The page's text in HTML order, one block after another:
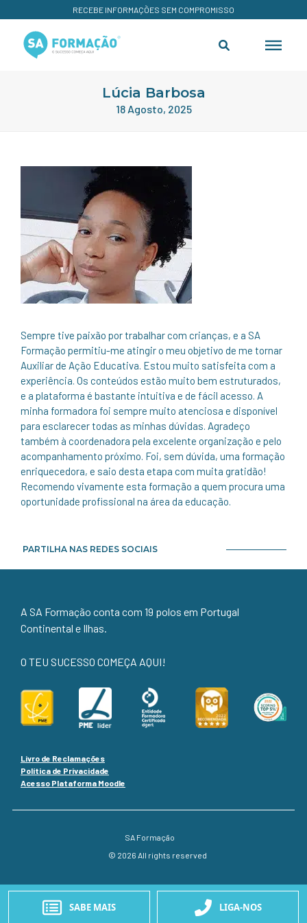
RECEBE INFORMAÇÕES SEM COMPROMISSO
Lúcia Barbosa
18 Agosto, 2025
Sempre tive paixão por trabalhar com crianças, e a SA
Formação permitiu-me atingir o meu objetivo de me tornar
Auxiliar de Ação Educativa. Estou muito satisfeita com a
experiência. Os conteúdos estão muito bem estruturados,
e a plataforma é bastante intuitiva e de fácil acesso. A
minha formadora foi sempre muito atenciosa e disponível
para esclarecer todas as minhas dúvidas. Agradeço
também à coordenadora pela excelente organização e pelo
acompanhamento próximo. Foi, sem dúvida, uma formação
enriquecedora, e saio desta etapa com muita gratidão!
Recomendo vivamente esta formação a quem procura uma
oportunidade profissional na área da educação.
PARTILHA NAS REDES SOCIAIS
A SA Formação conta com 19 polos em Portugal
Continental e Ilhas.
O TEU SUCESSO COMEÇA AQUI!
Livro de Reclamações
Política de Privacidade
Acesso Plataforma Moodle
SA Formação
© 2026 All rights reserved
SABE MAIS LIGA-NOS